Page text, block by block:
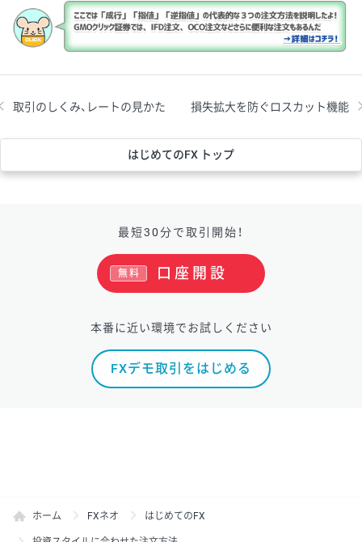
取引のしくみ、レートの見かた 損失拡大を防ぐロスカット機能
はじめてのFX トップ
最短30分で取引開始！
口座開設
無料
本番に近い環境でお試しください
FXデモ取引をはじめる
ホーム FXネオ はじめてのFX